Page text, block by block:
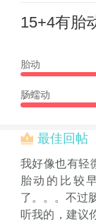
15+4有胎
胎动
肠蠕动
最佳回帖
我好像也有轻
胎动的比较
了。。。不过
听我的，建议